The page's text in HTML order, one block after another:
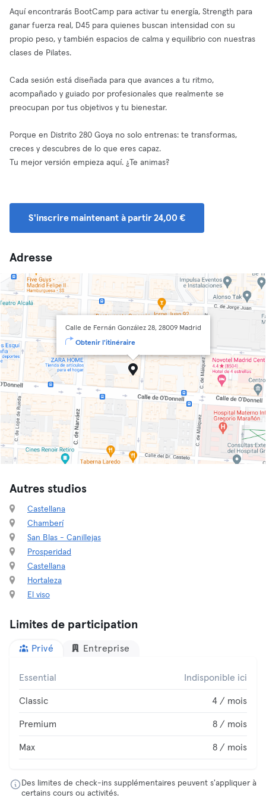
Aquí encontrarás BootCamp para activar tu energía, Strength para
ganar fuerza real, D45 para quienes buscan intensidad con su
propio peso, y también espacios de calma y equilibrio con nuestras
clases de Pilates.
Cada sesión está diseñada para que avances a tu ritmo,
acompañado y guiado por profesionales que realmente se
preocupan por tus objetivos y tu bienestar.
Porque en Distrito 280 Goya no solo entrenas: te transformas,
creces y descubres de lo que eres capaz.
Tu mejor versión empieza aquí. ¿Te animas?
S'inscrire maintenant à partir 24,00 €
Adresse
Calle de Fernán González 28, 28009 Madrid
Obtenir l'itinéraire
Autres studios
Castellana
Chamberí
San Blas - Canillejas
Prosperidad
Castellana
Hortaleza
El viso
Limites de participation
Privé Entreprise
Essential Indisponible ici
Classic 4 / mois
Premium 8 / mois
Max 8 / mois
Des limites de check-ins supplémentaires peuvent s'appliquer à
certains cours ou activités.